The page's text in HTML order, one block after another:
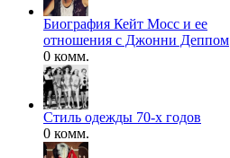
Биография Кейт Мосс и ее
отношения с Джонни Деппом
0 комм.
Стиль одежды 70-х годов
0 комм.